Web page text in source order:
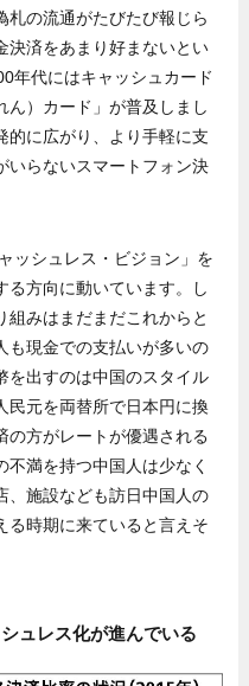
札の流通がたびたび報じら
決済をあまり好まないとい
年代にはキャッシュカード
ん）カード」が普及しまし
的に広がり、より手軽に支
いらないスマートフォン決
ッシュレス・ビジョン」を
る方向に動いています。し
組みはまだまだこれからと
も現金での支払いが多いの
を出すのは中国のスタイル
民元を両替所で日本円に換
の方がレートが優遇される
満を持つ中国人は少なく
、施設なども訪日中国人の
る時期に来ていると言えそ
ュレス化が進んでいる